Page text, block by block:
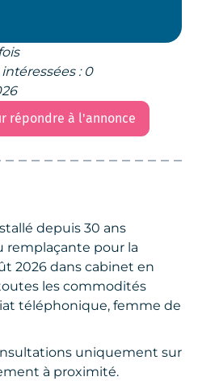
: 0
répondre à l'annonce
depuis 30 ans
remplaçante pour la
2026 dans cabinet en
les commodités
téléphonique, femme de
uniquement sur
à proximité.